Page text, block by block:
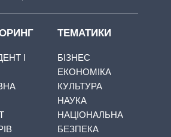
І
ТЕМАТИКИ
БІЗНЕС
ЕКОНОМІКА
КУЛЬТУРА
НАУКА
НАЦІОНАЛЬНА
БЕЗПЕКА